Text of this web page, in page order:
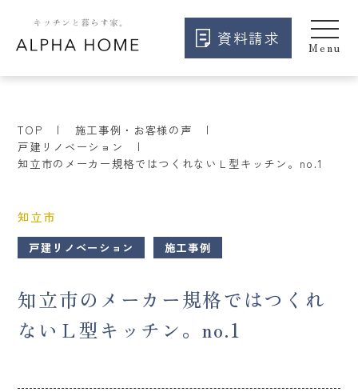
資料請求
TOP
施工事例・お客様の声
戸建リノベーション
知立市のメーカー規格ではつくれないＬ型キッチン。no.1
知立市
戸建リノベーション 施工事例
知立市のメーカー規格ではつくれ
ないＬ型キッチン。no.1